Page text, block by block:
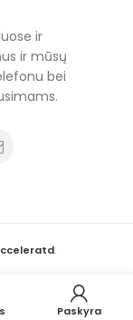
ir
ir mūsų
bei
.
Paskyra